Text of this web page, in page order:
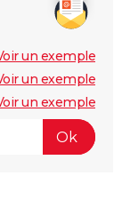
un exemple
un exemple
un exemple